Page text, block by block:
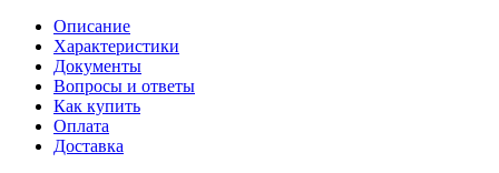
Описание
Характеристики
Документы
Вопросы и ответы
Как купить
Оплата
Доставка